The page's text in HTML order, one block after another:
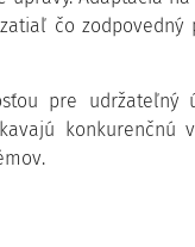
čo zodpovedný
pre udržateľný
konkurenčnú